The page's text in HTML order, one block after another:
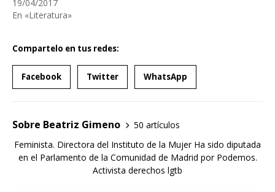
19/04/2017
En «Literatura»
Compartelo en tus redes:
Facebook Twitter WhatsApp
Sobre Beatriz Gimeno
50 artículos
Feminista. Directora del Instituto de la Mujer Ha sido diputada
en el Parlamento de la Comunidad de Madrid por Podemos.
Activista derechos lgtb